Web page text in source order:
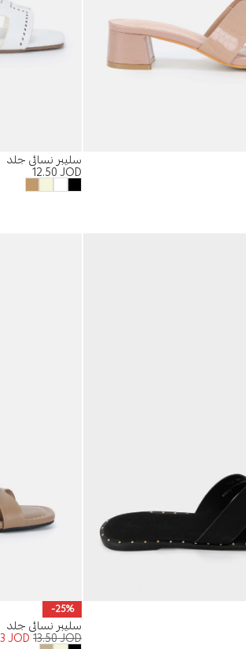
سليبر نسائي جلد
12.50JOD
-25%
سليبر نسائي جلد
13.50JOD
JOD